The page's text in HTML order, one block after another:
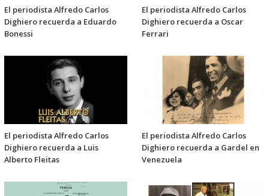
El periodista Alfredo Carlos
Dighiero recuerda a Eduardo
Bonessi
El periodista Alfredo Carlos
Dighiero recuerda a Oscar
Ferrari
El periodista Alfredo Carlos
Dighiero recuerda a Luis
Alberto Fleitas
El periodista Alfredo Carlos
Dighiero recuerda a Gardel en
Venezuela